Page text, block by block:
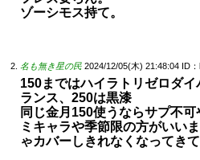
ゾーシモス持て。
名も無き星の民 2024/12/05(木) 21:48:04 ID
150まではハイラトリゼロダ
ランス、250は黒漆
同じ金月150使うならサプ不
ミキャラや季節限の方がいい
ゃカバーしきれなくなってき